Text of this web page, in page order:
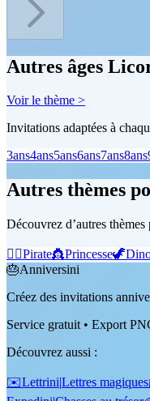
Autres âges
Voir le thème >
Invitations adaptées à
3ans4ans5ans6ans7ans8ans
Autres thèmes
Découvrez d’autres thèmes
🏴‍☠️Pirate👸Princesse🦖
🎂Anniversini
Créez des invitations
Service gratuit • Export
Découvrez aussi :
✉️Lettrini|Lettres magiques